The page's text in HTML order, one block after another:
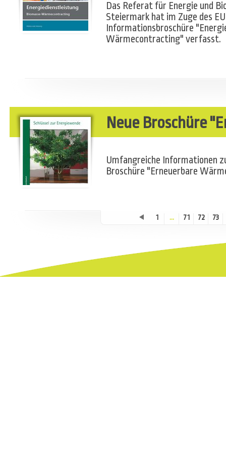
Das Referat für Energie und
Steiermark hat im Zuge des
Informationsbroschüre
Wärmecontracting" verfasst.
Neue Broschüre
Umfangreiche Informationen
Broschüre "Erneuerbare
1 ... 71 72 73